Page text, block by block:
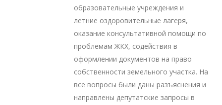
образовательные учреждения и
летние оздоровительные лагеря,
оказание консультативной помощи по
проблемам ЖКХ, содействия в
оформлении документов на право
собственности земельного участка. На
все вопросы были даны разъяснения и
направлены депутатские запросы в